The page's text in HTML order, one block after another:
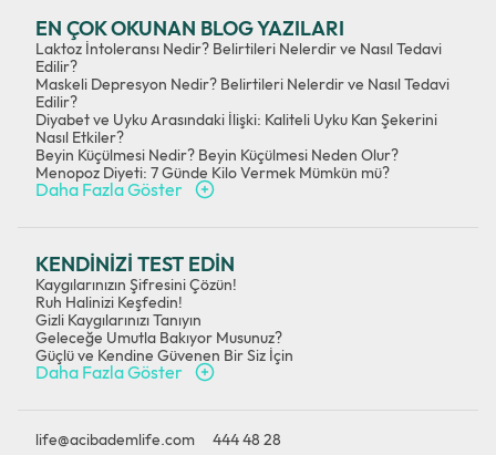
EN ÇOK OKUNAN BLOG YAZILARI
Laktoz İntoleransı Nedir? Belirtileri Nelerdir ve Nasıl Tedavi
Edilir?
Maskeli Depresyon Nedir? Belirtileri Nelerdir ve Nasıl Tedavi
Edilir?
Diyabet ve Uyku Arasındaki İlişki: Kaliteli Uyku Kan Şekerini
Nasıl Etkiler?
Beyin Küçülmesi Nedir? Beyin Küçülmesi Neden Olur?
Menopoz Diyeti: 7 Günde Kilo Vermek Mümkün mü?
Daha Fazla Göster
KENDİNİZİ TEST EDİN
Kaygılarınızın Şifresini Çözün!
Ruh Halinizi Keşfedin!
Gizli Kaygılarınızı Tanıyın
Geleceğe Umutla Bakıyor Musunuz?
Güçlü ve Kendine Güvenen Bir Siz İçin
Daha Fazla Göster
life@acibademlife.com 444 48 28